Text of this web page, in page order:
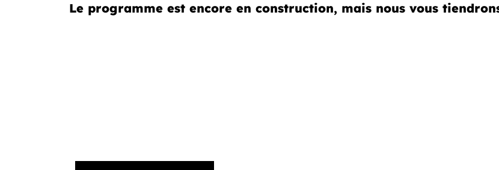
Le programme est encore en construction, mais nous vous